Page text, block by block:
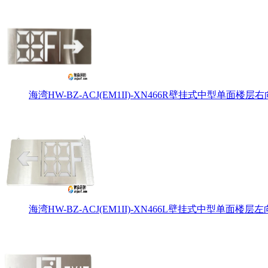
海湾HW-BZ-ACJ(EM1II)-XN466R壁挂式中型单面楼层右
海湾HW-BZ-ACJ(EM1II)-XN466L壁挂式中型单面楼层左